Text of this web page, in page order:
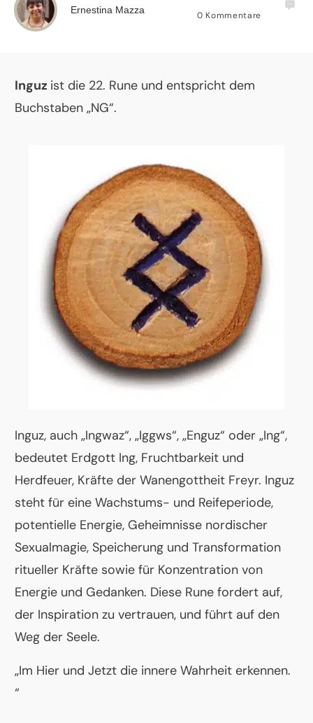
Ernestina Mazza
0 Kommentare
Inguz ist die 22. Rune und entspricht dem
Buchstaben „NG“.
Inguz, auch „Ingwaz“, „Iggws“, „Enguz“ oder „Ing“,
bedeutet Erdgott Ing, Fruchtbarkeit und
Herdfeuer, Kräfte der Wanengottheit Freyr. Inguz
steht für eine Wachstums- und Reifeperiode,
potentielle Energie, Geheimnisse nordischer
Sexualmagie, Speicherung und Transformation
ritueller Kräfte sowie für Konzentration von
Energie und Gedanken. Diese Rune fordert auf,
der Inspiration zu vertrauen, und führt auf den
Weg der Seele.
„Im Hier und Jetzt die innere Wahrheit erkennen.
“